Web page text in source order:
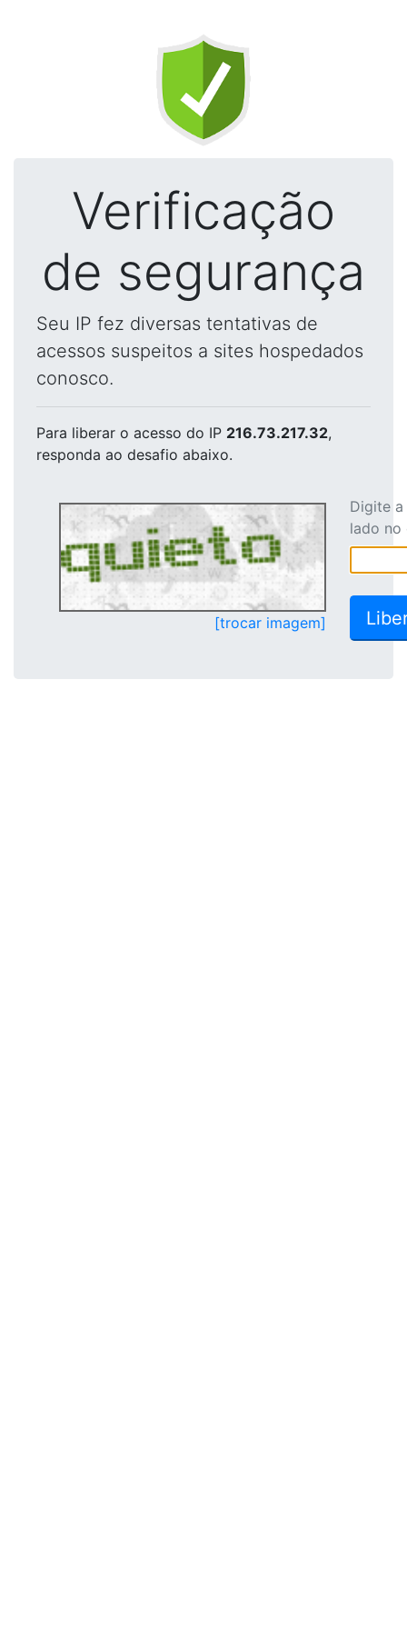
Verificação
de segurança
Seu IP fez diversas tentativas de
acessos suspeitos a sites hospedados
conosco.
Para liberar o acesso do IP 216.73.217.32,
responda ao desafio abaixo.
[trocar imagem]
Digite
lado no